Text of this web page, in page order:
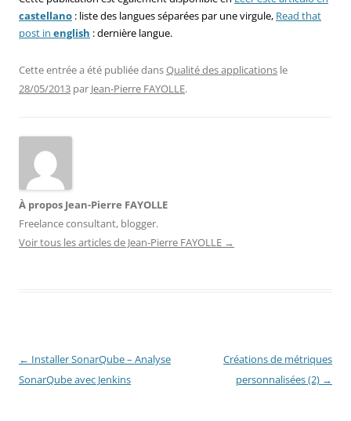
castellano : liste des langues séparées par une virgule, Read that
post in english : dernière langue.
Cette entrée a été publiée dansQualité des applications le
28/05/2013 par Jean-Pierre FAYOLLE.
À propos Jean-Pierre FAYOLLE
Freelance consultant, blogger.
Voir tous les articles de Jean-Pierre FAYOLLE →
Navigation
des
← Installer SonarQube – Analyse
SonarQube avec Jenkins
Créations de métriques
personnalisées (2) →